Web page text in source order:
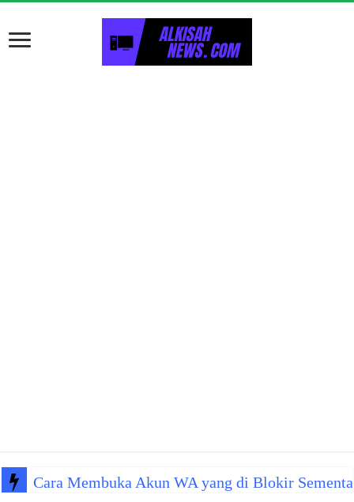
Cara Membuka Akun WA yang di Blokir